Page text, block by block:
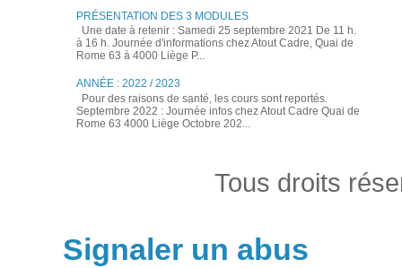
PRÉSENTATION DES 3 MODULES
Une date à retenir : Samedi 25 septembre 2021 De 11 h.
à 16 h. Journée d'informations chez Atout Cadre, Quai de
Rome 63 à 4000 Liège P...
ANNÉE : 2022 / 2023
Pour des raisons de santé, les cours sont reportés.
Septembre 2022 : Journée infos chez Atout Cadre Quai de
Rome 63 4000 Liège Octobre 202...
Tous droits
Signaler un abus